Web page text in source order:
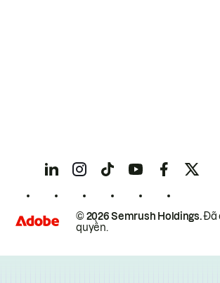
© 2026 Semrush Holdings.Đã
quyền.